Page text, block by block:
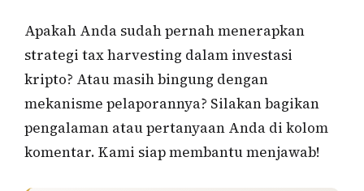
Apakah Anda sudah pernah menerapkan
strategi tax harvesting dalam investasi
kripto? Atau masih bingung dengan
mekanisme pelaporannya? Silakan bagikan
pengalaman atau pertanyaan Anda di kolom
komentar. Kami siap membantu menjawab!